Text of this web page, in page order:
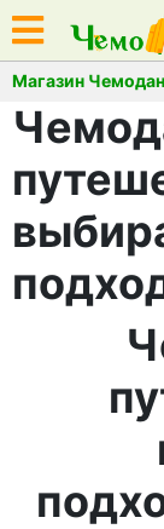
Магазин Чемодан